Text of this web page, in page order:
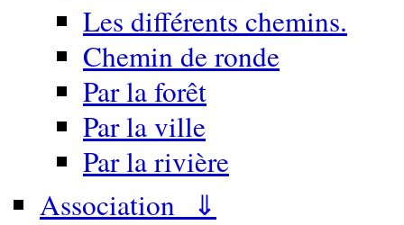
Les différents chemins.
Chemin de ronde
Par la forêt
Par la ville
Par la rivière
Association ⇓